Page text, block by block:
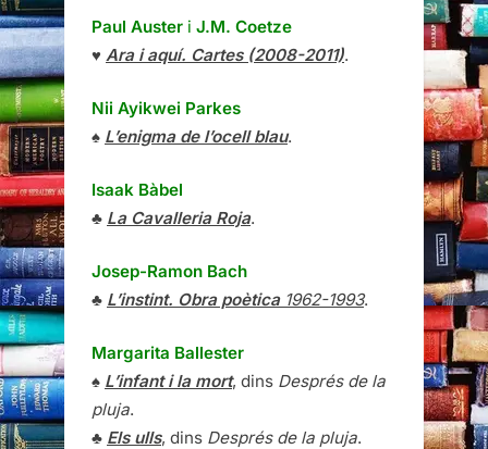
Paul Auster i J.M. Coetze
♥ Ara i aquí. Cartes (2008-2011).
Nii Ayikwei Parkes
♠ L’enigma de l’ocell blau.
Isaak Bàbel
♣ La Cavalleria Roja.
Josep-Ramon Bach
♣ L’instint. Obra poètica1962-1993.
Margarita Ballester
♠ L’infant i la mort, dins Després de la
pluja.
♣ Els ulls, dins Després de la pluja.